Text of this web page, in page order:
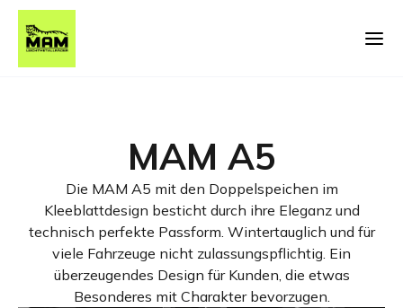
MAM A5
Die MAM A5 mit den Doppelspeichen im
Kleeblattdesign besticht durch ihre Eleganz und
technisch perfekte Passform. Wintertauglich und für
viele Fahrzeuge nicht zulassungspflichtig. Ein
überzeugendes Design für Kunden, die etwas
Besonderes mit Charakter bevorzugen.